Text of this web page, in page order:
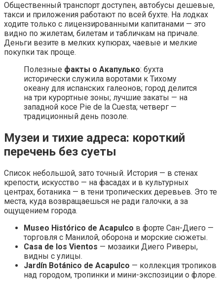
Общественный транспорт доступен, автобусы дешевые,
такси и приложения работают по всей бухте. На лодках
ходите только с лицензированными капитанами — это
видно по жилетам, билетам и табличкам на причале.
Деньги везите в мелких купюрах, чаевые и мелкие
покупки так проще.
Полезные факты о Акапулько: бухта
исторически служила воротами к Тихому
океану для испанских галеонов; город делится
на три курортные зоны; лучшие закаты — на
западной косе Pie de la Cuesta; четверг —
традиционный день позоле.
Музеи и тихие адреса: короткий
перечень без суеты
Список небольшой, зато точный. История — в стенах
крепости, искусство — на фасадах и в культурных
центрах, ботаника — в тени тропических деревьев. Это те
места, куда возвращаешься не ради галочки, а за
ощущением города.
Museo Histórico de Acapulco в форте Сан-Диего —
торговля с Манилой, оборона и морские сюжеты.
Casa de los Vientos — мозаики Диего Риверы,
видны с улицы.
Jardín Botánico de Acapulco — коллекция тропиков
над городом, тропинки и мини-экспозиции о флоре.